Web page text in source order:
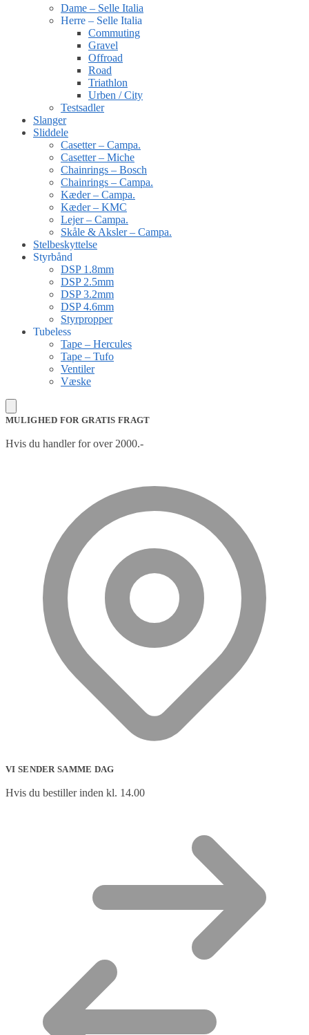
Dame – Selle Italia
Herre – Selle Italia
Commuting
Gravel
Offroad
Road
Triathlon
Urben / City
Testsadler
Slanger
Sliddele
Casetter – Campa.
Casetter – Miche
Chainrings – Bosch
Chainrings – Campa.
Kæder – Campa.
Kæder – KMC
Lejer – Campa.
Skåle & Aksler – Campa.
Stelbeskyttelse
Styrbånd
DSP 1.8mm
DSP 2.5mm
DSP 3.2mm
DSP 4.6mm
Styrpropper
Tubeless
Tape – Hercules
Tape – Tufo
Ventiler
Væske
MULIGHED FOR GRATIS FRAGT
Hvis du handler for over 2000.-
VI SENDER SAMME DAG
Hvis du bestiller inden kl. 14.00